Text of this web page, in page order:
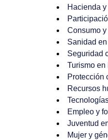
Hacienda
Consumo
Sanidad
Seguridad
Turismo en
Protección
Recursos
Empleo y
Juventud
Mujer y